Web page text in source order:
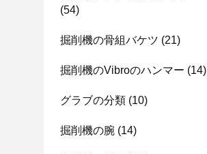
(54)
掘削機の骨組バケツ (21)
掘削機のvibroのハンマー (14)
グラブの分類 (10)
掘削機の腕 (14)